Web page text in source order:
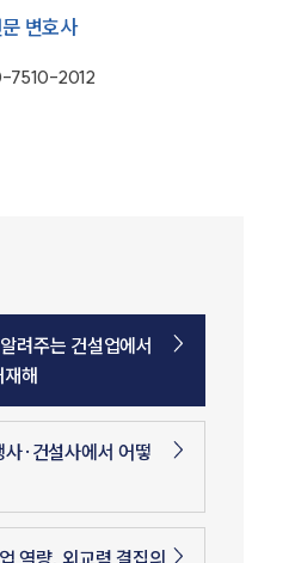
변호사
7510-2012
려주는 건설업에서
해
·건설사에서 어떻